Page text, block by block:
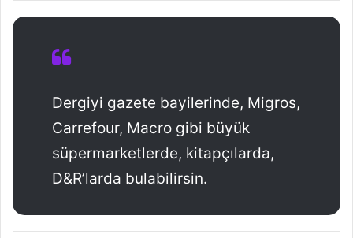
Dergiyi gazete bayilerinde, Migros,
Carrefour, Macro gibi büyük
süpermarketlerde, kitapçılarda,
D&R’larda bulabilirsin.